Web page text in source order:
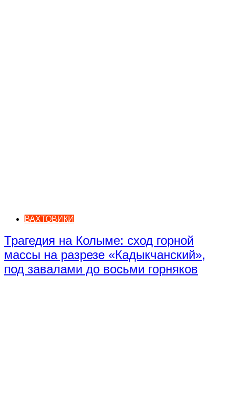
ВАХТОВИКИ
Трагедия на Колыме: сход горной
массы на разрезе «Кадыкчанский»,
под завалами до восьми горняков